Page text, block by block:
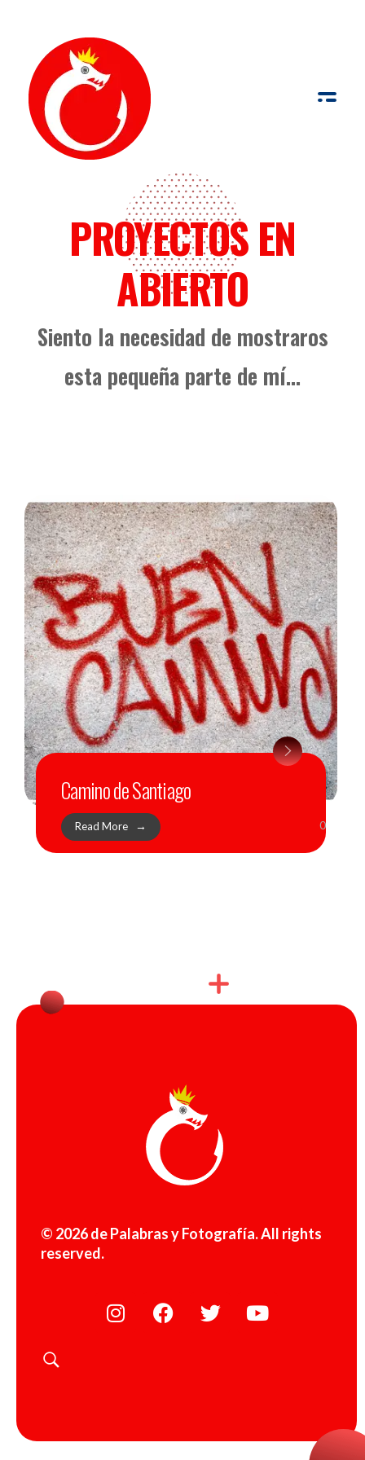
PROYECTOS EN
ABIERTO
Siento la necesidad de mostraros
esta pequeña parte de mí...
Camino de Santiago
0
Read More
© 2026 de Palabras y Fotografía. All rights
reserved.